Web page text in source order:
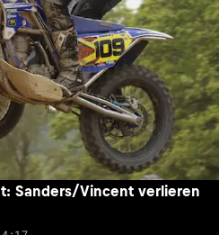
Sanders/Vincent verlieren